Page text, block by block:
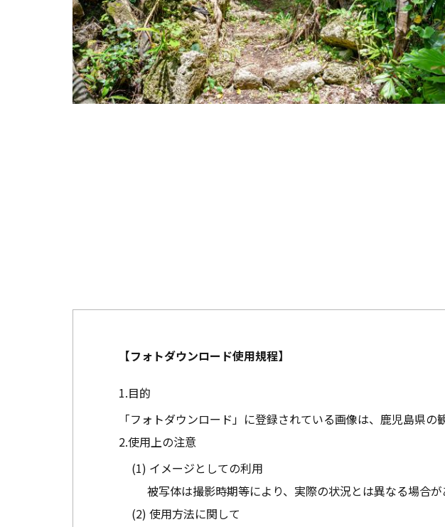
【フォトダウンロード使用規程】
目的
「フォトダウンロード」に登録されている画像は、鹿児島県
使用上の注意
イメージとしての利用
被写体は撮影時期等により、実際の状況とは異なる場合
使用方法に関して